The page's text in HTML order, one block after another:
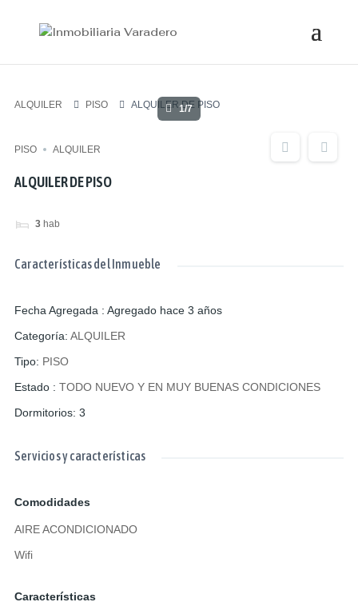
ALQUILER PISO ALQUILER DE PISO
1/7
PISO ALQUILER
ALQUILER DE PISO
3 hab
Características del Inmueble
Fecha Agregada : Agregado hace 3 años
Categoría: ALQUILER
Tipo: PISO
Estado : TODO NUEVO Y EN MUY BUENAS CONDICIONES
Dormitorios: 3
Servicios y características
Comodidades
AIRE ACONDICIONADO
Wifi
Características